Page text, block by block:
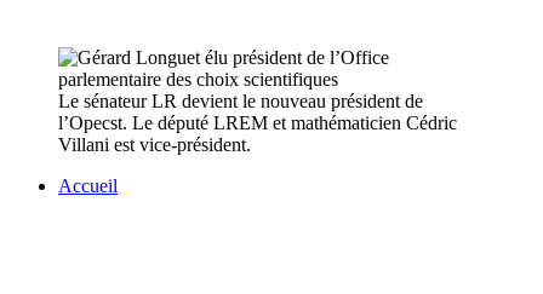
Le sénateur LR devient le nouveau président de
l’Opecst. Le député LREM et mathématicien Cédric
Villani est vice-président.
Accueil